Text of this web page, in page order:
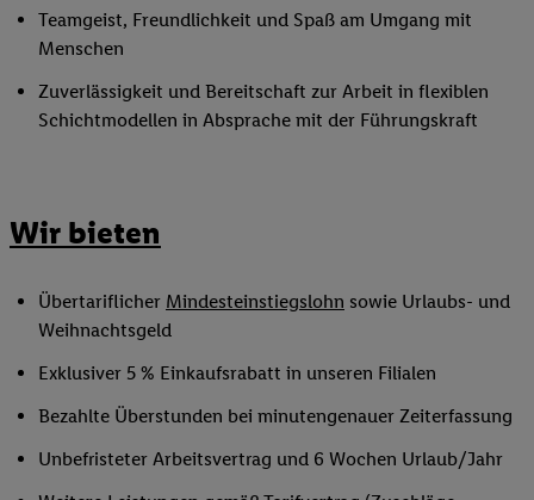
Teamgeist, Freundlichkeit und Spaß am Umgang mit
Menschen
Zuverlässigkeit und Bereitschaft zur Arbeit in flexiblen
Schichtmodellen in Absprache mit der Führungskraft
Wir bieten
Übertariflicher Mindesteinstiegslohn sowie Urlaubs- und
Weihnachtsgeld
Exklusiver 5 % Einkaufsrabatt in unseren Filialen
Bezahlte Überstunden bei minutengenauer Zeiterfassung
Unbefristeter Arbeitsvertrag und 6 Wochen Urlaub/Jahr